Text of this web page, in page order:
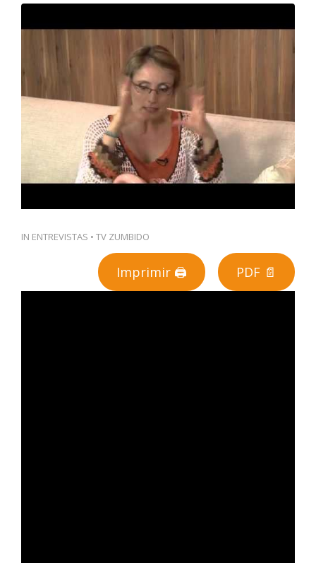
IN ENTREVISTAS • TV ZUMBIDO
Imprimir 🖨 PDF 📄